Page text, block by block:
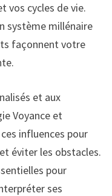
vos cycles de vie.
système millénaire
façonnent votre
et aux
Voyance et
influences pour
éviter les obstacles.
pour
ses